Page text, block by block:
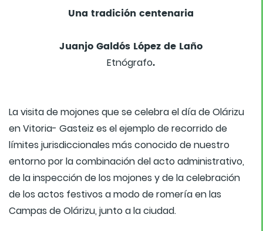
Una tradición centenaria
Juanjo Galdós López de Laño
Etnógrafo.
La visita de mojones que se celebra el día de Olárizu
en Vitoria- Gasteiz es el ejemplo de recorrido de
límites jurisdiccionales más conocido de nuestro
entorno por la combinación del acto administrativo,
de la inspección de los mojones y de la celebración
de los actos festivos a modo de romería en las
Campas de Olárizu, junto a la ciudad.